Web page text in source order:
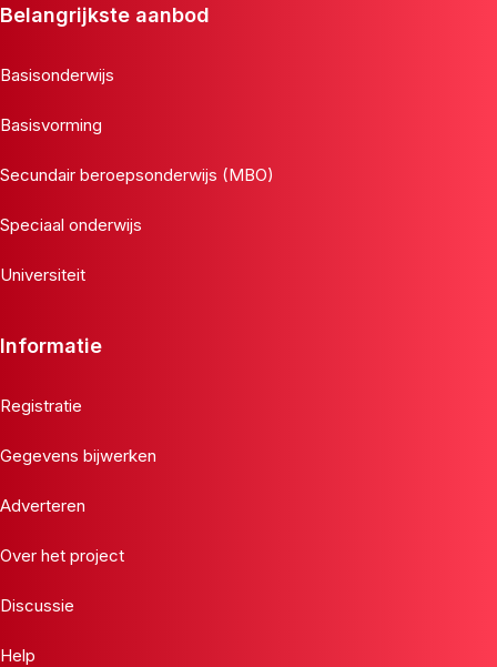
Belangrijkste aanbod
Basisonderwijs
Basisvorming
Secundair beroepsonderwijs (MBO)
Speciaal onderwijs
Universiteit
Informatie
Registratie
Gegevens bijwerken
Adverteren
Over het project
Discussie
Help